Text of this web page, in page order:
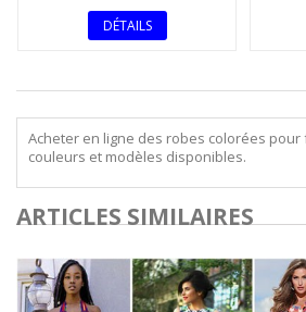
DÉTAILS
Acheter en ligne des robes colorées pour
couleurs et modèles disponibles.
ARTICLES SIMILAIRES